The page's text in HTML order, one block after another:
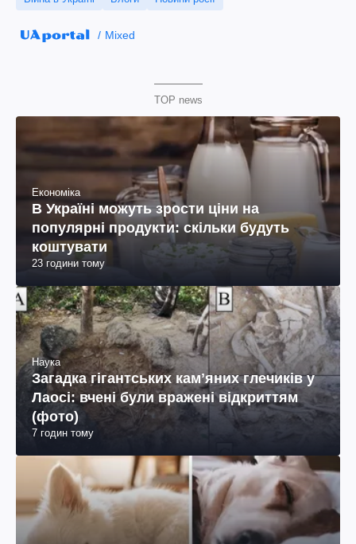
Mixed
TOP news
Економіка
В Україні можуть зрости ціни на
популярні продукти: скільки будуть
коштувати
23 години тому
Наука
Загадка гігантських камʼяних глечиків у
Лаосі: вчені були вражені відкриттям
(фото)
7 годин тому